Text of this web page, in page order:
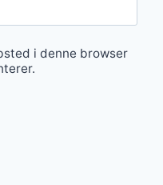
i denne browser